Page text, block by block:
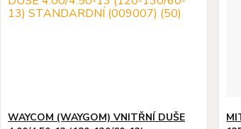
WAYCOM (WAYGOM) VNITŘNÍ DUŠE